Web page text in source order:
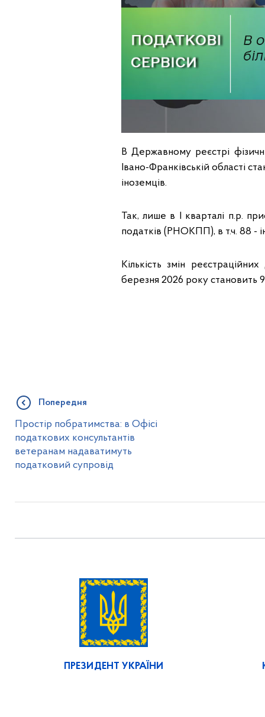
В Державному реєстрі
Івано-Франківській області
іноземців.
Так, лише в I кварталі п.р.
податків (РНОКПП), в т.ч. 88 -
Кількість змін
березня 2026 року становить
Попередня
Простір побратимства: в Офісі
податкових консультантів
ветеранам надаватимуть
податковий супровід
ПРЕЗИДЕНТ УКРАЇНИ